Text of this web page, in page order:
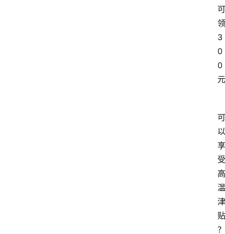
可
领
3
0
0
元
可
以
享
受
高
温
津
贴
？